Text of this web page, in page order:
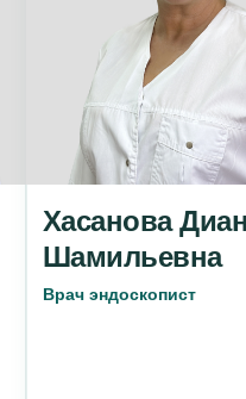
Хасанова
Шамильевна
Врач эндоскопист